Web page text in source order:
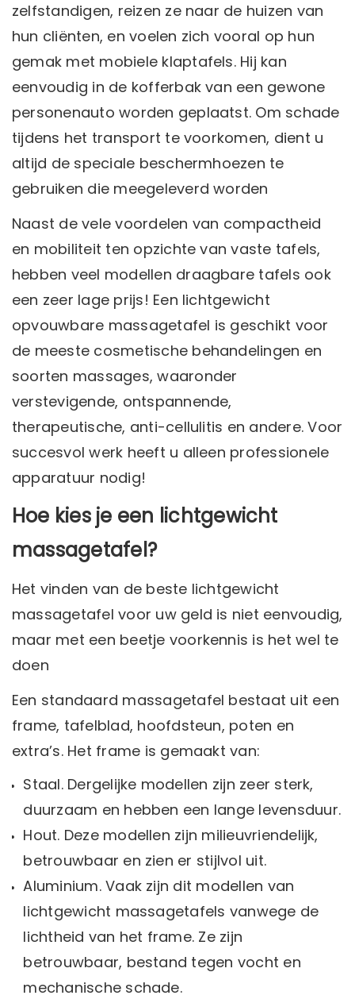
zelfstandigen, reizen ze naar de huizen van
hun cliënten, en voelen zich vooral op hun
gemak met mobiele klaptafels. Hij kan
eenvoudig in de kofferbak van een gewone
personenauto worden geplaatst. Om schade
tijdens het transport te voorkomen, dient u
altijd de speciale beschermhoezen te
gebruiken die meegeleverd worden
Naast de vele voordelen van compactheid
en mobiliteit ten opzichte van vaste tafels,
hebben veel modellen draagbare tafels ook
een zeer lage prijs! Een lichtgewicht
opvouwbare massagetafel is geschikt voor
de meeste cosmetische behandelingen en
soorten massages, waaronder
verstevigende, ontspannende,
therapeutische, anti-cellulitis en andere. Voor
succesvol werk heeft u alleen professionele
apparatuur nodig!
Hoe kies je een lichtgewicht
massagetafel?
Het vinden van de beste lichtgewicht
massagetafel voor uw geld is niet eenvoudig,
maar met een beetje voorkennis is het wel te
doen
Een standaard massagetafel bestaat uit een
frame, tafelblad, hoofdsteun, poten en
extra’s. Het frame is gemaakt van:
Staal. Dergelijke modellen zijn zeer sterk,
duurzaam en hebben een lange levensduur.
Hout. Deze modellen zijn milieuvriendelijk,
betrouwbaar en zien er stijlvol uit.
Aluminium. Vaak zijn dit modellen van
lichtgewicht massagetafels vanwege de
lichtheid van het frame. Ze zijn
betrouwbaar, bestand tegen vocht en
mechanische schade.